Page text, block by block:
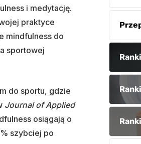
i medytację.
praktyce
mindfulness do
sportowej
do sportu, gdzie
Journal of Applied
osiągają o
szybciej po